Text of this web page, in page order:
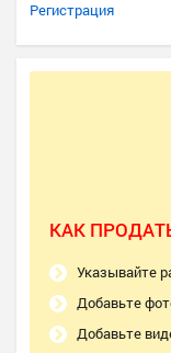
Регистрация
КАК
Указывайте
Добавьте
Добавьте